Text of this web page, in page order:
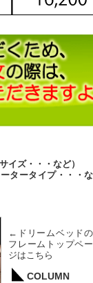
イズ・・・など）
タータイプ・・・な
←ドリームベッドの
フレームトップペー
ジはこちら
COLUMN